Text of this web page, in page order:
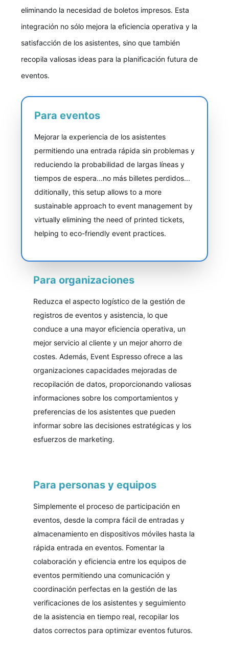
eliminando la necesidad de boletos impresos. Esta
integración no sólo mejora la eficiencia operativa y la
satisfacción de los asistentes, sino que también
recopila valiosas ideas para la planificación futura de
eventos.
Para eventos
Mejorar la experiencia de los asistentes
permitiendo una entrada rápida sin problemas y
reduciendo la probabilidad de largas líneas y
tiempos de espera...no más billetes perdidos...
dditionally, this setup allows to a more
sustainable approach to event management by
virtually elimining the need of printed tickets,
helping to eco-friendly event practices.
Para organizaciones
Reduzca el aspecto logístico de la gestión de
registros de eventos y asistencia, lo que
conduce a una mayor eficiencia operativa, un
mejor servicio al cliente y un mejor ahorro de
costes. Además, Event Espresso ofrece a las
organizaciones capacidades mejoradas de
recopilación de datos, proporcionando valiosas
informaciones sobre los comportamientos y
preferencias de los asistentes que pueden
informar sobre las decisiones estratégicas y los
esfuerzos de marketing.
Para personas y equipos
Simplemente el proceso de participación en
eventos, desde la compra fácil de entradas y
almacenamiento en dispositivos móviles hasta la
rápida entrada en eventos. Fomentar la
colaboración y eficiencia entre los equipos de
eventos permitiendo una comunicación y
coordinación perfectas en la gestión de las
verificaciones de los asistentes y seguimiento
de la asistencia en tiempo real, recopilar los
datos correctos para optimizar eventos futuros.